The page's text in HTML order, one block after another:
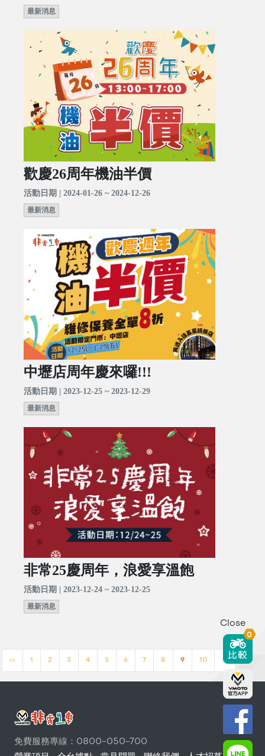
最新消息
歡慶26周年機油半價
活動日期 | 2024-01-26 ~ 2024-12-26
最新消息
中壢店周年慶來囉!!!
活動日期 | 2023-12-25 ~ 2023-12-29
最新消息
非常25慶周年，浪愛享溫飽
活動日期 | 2023-12-24 ~ 2023-12-25
最新消息
<< 1 2 3 4 5 6 7 8 9 10 >>
免費服務專線：0800-050-700
Close
0